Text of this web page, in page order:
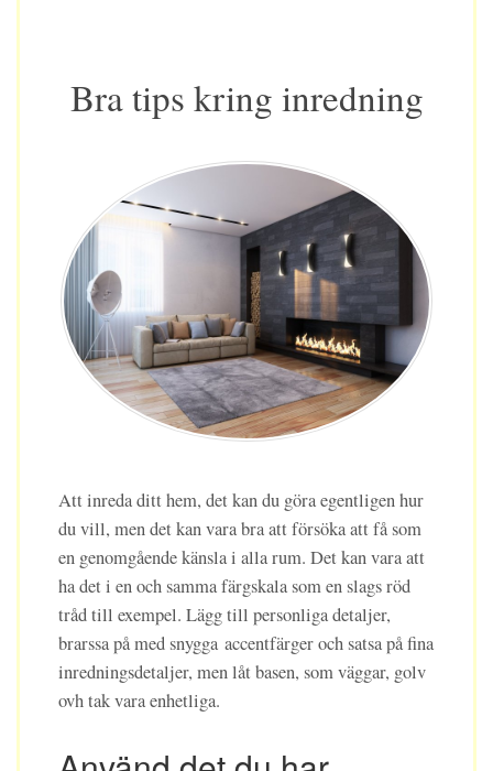
Bra tips kring inredning
Att inreda ditt hem, det kan du göra egentligen hur
du vill, men det kan vara bra att försöka att få som
en genomgående känsla i alla rum. Det kan vara att
ha det i en och samma färgskala som en slags röd
tråd till exempel. Lägg till personliga detaljer,
brarssa på med snygga accentfärger och satsa på fina
inredningsdetaljer, men låt basen, som väggar, golv
ovh tak vara enhetliga.